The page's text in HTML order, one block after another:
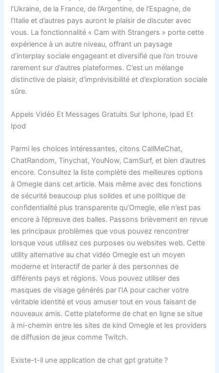
l’Ukraine, de la France, de l’Argentine, de l’Espagne, de
l’Italie et d’autres pays auront le plaisir de discuter avec
vous. La fonctionnalité « Cam with Strangers » porte cette
expérience à un autre niveau, offrant un paysage
d’interplay sociale engageant et diversifié que l’on trouve
rarement sur d’autres plateformes. C’est un mélange
distinctive de plaisir, d’imprévisibilité et d’exploration sociale
sûre.
Appels Vidéo Et Messages Gratuits Sur Iphone, Ipad Et
Ipod
Parmi les choices intéressantes, citons CallMeChat,
ChatRandom, Tinychat, YouNow, CamSurf, et bien d’autres
encore. Consultez la liste complète des meilleures options
à Omegle dans cet article. Mais même avec des fonctions
de sécurité beaucoup plus solides et une politique de
confidentialité plus transparente qu’Omegle, elle n’est pas
encore à l’épreuve des balles. Passons brièvement en revue
les principaux problèmes que vous pouvez rencontrer
lorsque vous utilisez ces purposes ou websites web. Cette
utility alternative au chat vidéo Omegle est un moyen
moderne et interactif de parler à des personnes de
différents pays et régions. Vous pouvez utiliser des
masques de visage générés par l’IA pour cacher votre
véritable identité et vous amuser tout en vous faisant de
nouveaux amis. Cette plateforme de chat en ligne se situe
à mi-chemin entre les sites de kind Omegle et les providers
de diffusion de jeux comme Twitch.
Existe-t-il une application de chat gpt gratuite ?